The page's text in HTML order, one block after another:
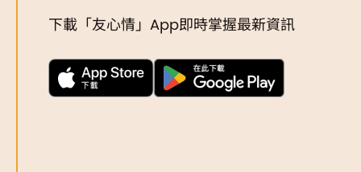
下載「友心情」App即時掌握最新資訊